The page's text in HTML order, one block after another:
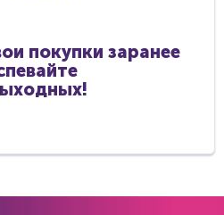
покупки заранее